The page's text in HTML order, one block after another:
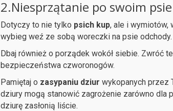
2.Niesprzątanie po swoim
Dotyczy to nie tylko psich kup, ale i wymiotów,
wybieg weź ze sobą woreczki na psie odchody.
Dbaj również o porządek wokół siebie. Zwróć
bezpieczeństwa czworonogów.
Pamiętaj o zasypaniu dziur wykopanych przez
dziury mogą stanowić zagrożenie zarówno dla
dziurę zasłonią liście.